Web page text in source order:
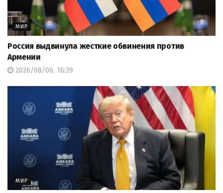
МИР
Россия выдвинула жесткие обвинения против
Армении
2026/08/06, 16:39
МИР